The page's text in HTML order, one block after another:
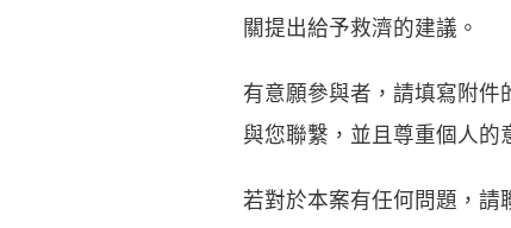
關提出給予救濟的建議。
有意願參與者，請填寫附件
與您聯繫，並且尊重個人的
若對於本案有任何問題，請